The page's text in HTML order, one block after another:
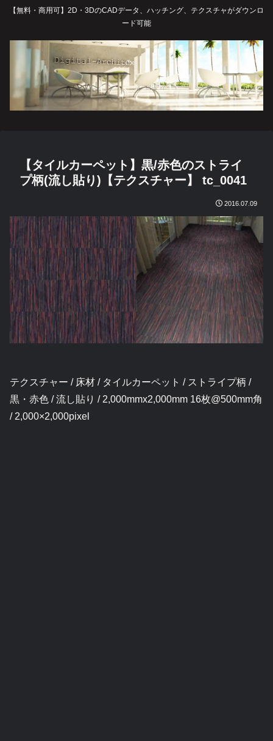
【無料・商用可】2D・3DのCADデータ、ハッチング、テクスチャがダウンロ
ード可能
【タイルカーペット】黒/赤色のストライ
プ柄(流し貼り)【テクスチャー】 tc_0041
2016.07.09
テクスチャー / 床材 / タイルカーペット / ストライプ柄 /
黒・赤色 / 流し貼り / 2,000mmx2,000mm 16枚@500mm角
/ 2,000×2,000pixel